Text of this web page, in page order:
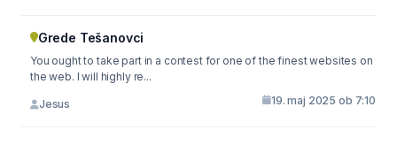
Grede Tešanovci
You ought to take part in a contest for one of the finest websites on
the web. I will highly re...
Jesus 19. maj 2025 ob 7:10